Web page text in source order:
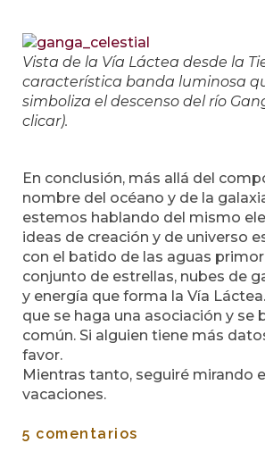
Vista de la Vía Láctea desde la
característica banda luminosa
simboliza el descenso del río
clicar).
En conclusión, más allá del
nombre del océano y de la
estemos hablando del mismo
ideas de creación y de universo
con el batido de las aguas
conjunto de estrellas, nubes de
y energía que forma la Vía
que se haga una asociación y se
común. Si alguien tiene más
favor.
Mientras tanto, seguiré mirando
vacaciones.
5 comentarios